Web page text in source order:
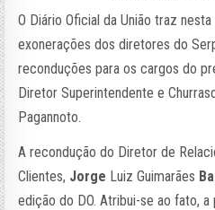
O Diário Oficial da União traz
exonerações dos diretores do
reconduções para os cargos do
Diretor Superintendente e
Pagannoto.
A recondução do Diretor de
Clientes, Jorge Luiz Guimarães
edição do DO. Atribui-se ao fato,